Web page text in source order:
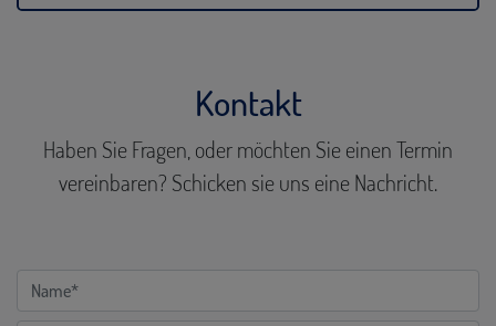
Kontakt
Haben Sie Fragen, oder möchten Sie einen Termin
vereinbaren? Schicken sie uns eine Nachricht.